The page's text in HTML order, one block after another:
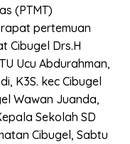
(PTMT)
pertemuan
Cibugel Drs.H
Ucu Abdurahman,
K3S. kec Cibugel
Wawan Juanda,
Sekolah SD
Cibugel, Sabtu